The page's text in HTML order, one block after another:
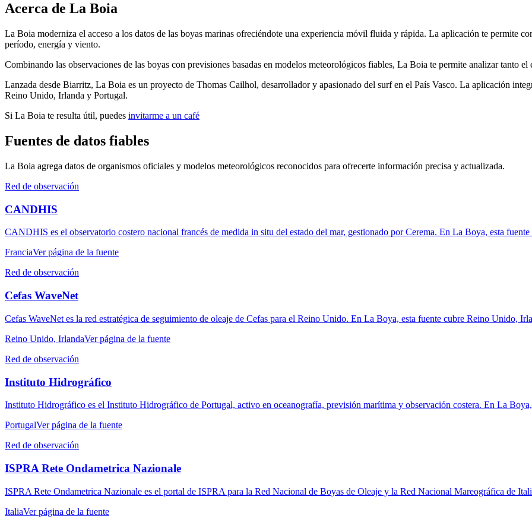
Acerca de La Boia
La Boia moderniza el acceso a los datos de las boyas marinas ofreciéndote una experiencia móvil fluida y rápida. La aplicación te permite
período, energía y viento.
Combinando las observaciones de las boyas con previsiones basadas en modelos meteorológicos fiables, La Boia te permite analizar tanto
Lanzada desde Biarritz, La Boia es un proyecto de Thomas Cailhol, desarrollador y apasionado del surf en el País Vasco. La aplicación
Reino Unido, Irlanda y Portugal.
Si La Boia te resulta útil, puedes invitarme a un café
Fuentes de datos fiables
La Boia agrega datos de organismos oficiales y modelos meteorológicos reconocidos para ofrecerte información precisa y actualizada.
Red de observación
CANDHIS
CANDHIS es el observatorio costero nacional francés de medida in situ del estado del mar, gestionado por Cerema. En La Boya, esta fuente
FranciaVer página de la fuente
Red de observación
Cefas WaveNet
Cefas WaveNet es la red estratégica de seguimiento de oleaje de Cefas para el Reino Unido. En La Boya, esta fuente cubre Reino Unido,
Reino Unido, IrlandaVer página de la fuente
Red de observación
Instituto Hidrográfico
Instituto Hidrográfico es el Instituto Hidrográfico de Portugal, activo en oceanografía, previsión marítima y observación costera. En La
PortugalVer página de la fuente
Red de observación
ISPRA Rete Ondametrica Nazionale
ISPRA Rete Ondametrica Nazionale es el portal de ISPRA para la Red Nacional de Boyas de Oleaje y la Red Nacional Mareográfica de
ItaliaVer página de la fuente